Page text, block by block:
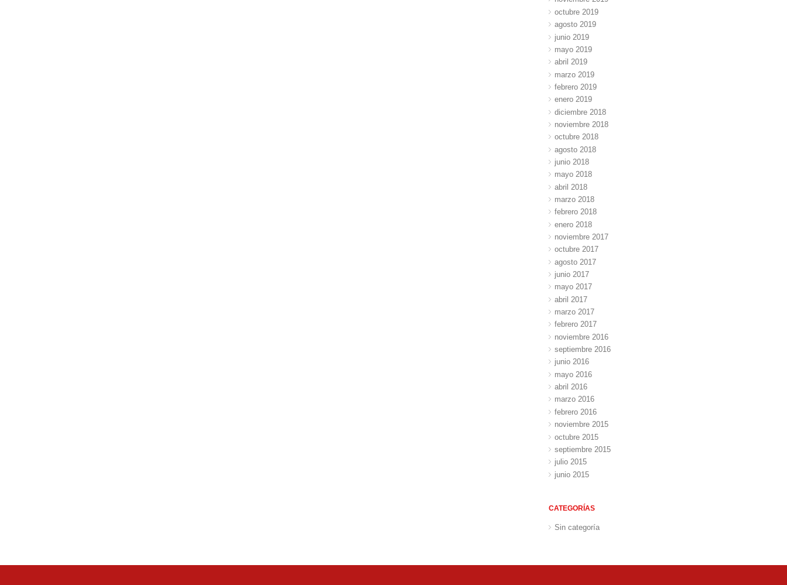
octubre 2019
agosto 2019
junio 2019
mayo 2019
abril 2019
marzo 2019
febrero 2019
enero 2019
diciembre 2018
noviembre 2018
octubre 2018
agosto 2018
junio 2018
mayo 2018
abril 2018
marzo 2018
febrero 2018
enero 2018
noviembre 2017
octubre 2017
agosto 2017
junio 2017
mayo 2017
abril 2017
marzo 2017
febrero 2017
noviembre 2016
septiembre 2016
junio 2016
mayo 2016
abril 2016
marzo 2016
febrero 2016
noviembre 2015
octubre 2015
septiembre 2015
julio 2015
junio 2015
CATEGORÍAS
Sin categoría